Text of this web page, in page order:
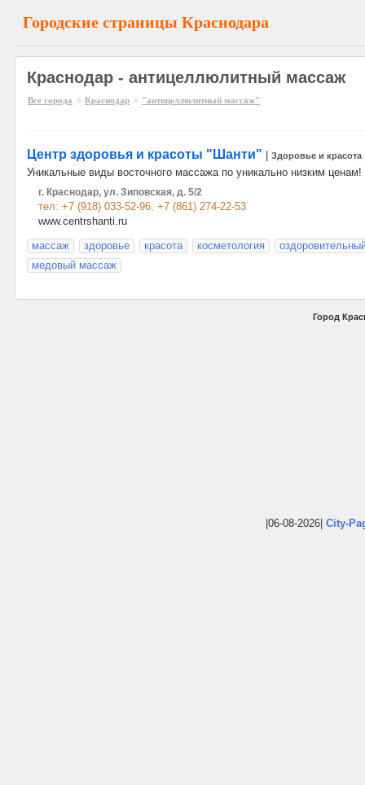
Городские страницы Краснодара
Краснодар - антицеллюлитный массаж
Все города » Краснодар » "антицеллюлитный массаж"
Центр здоровья и красоты "Шанти" Здоровье и красота
Уникальные виды восточного массажа по уникально низким ценам!
г. Краснодар, ул. Зиповская, д. 5/2
тел: +7 (918) 033-52-96, +7 (861) 274-22-53
www.centrshanti.ru
массаж
здоровье красота косметология
медовый массаж
Город
|06-08-2026| City-